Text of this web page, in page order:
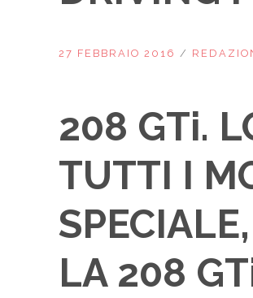
27 FEBBRAIO 2016 /
208 GTi.
TUTTI I
LA 208